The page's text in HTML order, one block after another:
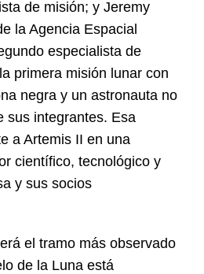
de misión; y Jeremy
la Agencia Espacial
especialista de
primera misión lunar con
negra y un astronauta no
sus integrantes. Esa
a Artemis II en una
científico, tecnológico y
y sus socios
el tramo más observado
de la Luna está